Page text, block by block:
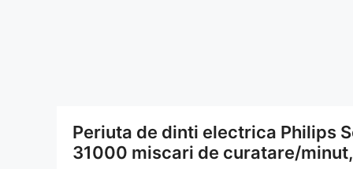
Periuta de dinti electrica Philips
31000 miscari de curatare/